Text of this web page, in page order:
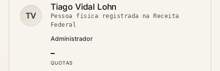
TV
Tiago Vidal Lohn
Pessoa física registrada na Receita
Federal
Administrador
—
QUOTAS